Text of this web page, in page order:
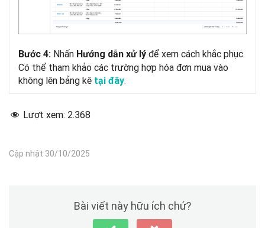
Bước 4: Nhấn Hướng dẫn xử lý để xem cách khắc phục.
Có thể tham khảo các trường hợp hóa đơn mua vào
không lên bảng kê tại đây.
Lượt xem: 2.368
Cập nhật 30/10/2025
Bài viết này hữu ích chứ?